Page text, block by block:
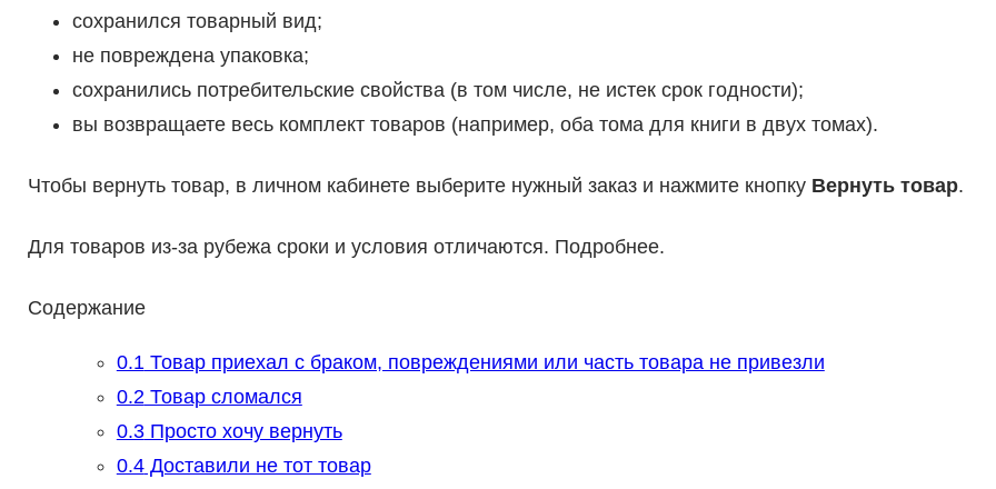
сохранился товарный вид;
не повреждена упаковка;
сохранились потребительские свойства (в том числе, не истек срок годности);
вы возвращаете весь комплект товаров (например, оба тома для книги в двух томах).
Чтобы вернуть товар, в личном кабинете выберите нужный заказ и нажмите кнопку Вернуть товар.
Для товаров из-за рубежа сроки и условия отличаются. Подробнее.
Содержание
0.1Товар приехал с браком, повреждениями или часть товара не привезли
0.2Товар сломался
0.3Просто хочу вернуть
0.4Доставили не тот товар